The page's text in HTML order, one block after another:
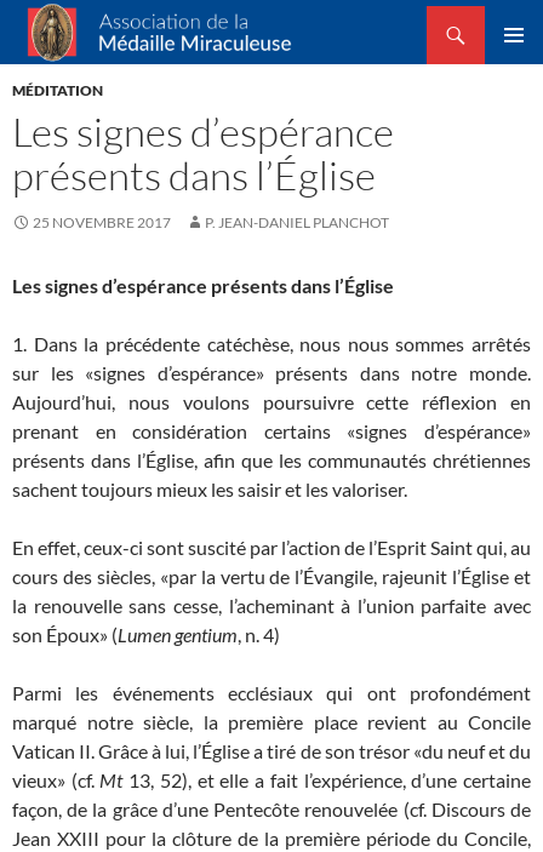
Association de la Médaille Miraculeuse
Recherche
ALLER
AU
MÉDITATION
Les signes d’espérance
présents dans l’Église
25 NOVEMBRE 2017 P. JEAN-DANIEL PLANCHOT
Les signes d’espérance présents dans l’Église
1. Dans la précédente catéchèse, nous nous sommes arrêtés
sur les «signes d’espérance» présents dans notre monde.
Aujourd’hui, nous voulons poursuivre cette réflexion en
prenant en considération certains «signes d’espérance»
présents dans l’Église, afin que les communautés chrétiennes
sachent toujours mieux les saisir et les valoriser.
En effet, ceux-ci sont suscité par l’action de l’Esprit Saint qui, au
cours des siècles, «par la vertu de l’Évangile, rajeunit l’Église et
la renouvelle sans cesse, l’acheminant à l’union parfaite avec
son Époux» (Lumen gentium, n. 4)
Parmi les événements ecclésiaux qui ont profondément
marqué notre siècle, la première place revient au Concile
Vatican II. Grâce à lui, l’Église a tiré de son trésor «du neuf et du
vieux» (cf. Mt13, 52), et elle a fait l’expérience, d’une certaine
façon, de la grâce d’une Pentecôte renouvelée (cf. Discours de
Jean XXIII pour la clôture de la première période du Concile,